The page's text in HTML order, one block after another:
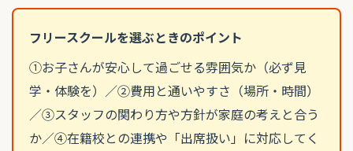
フリースクールを選ぶときのポイント
①お子さんが安心して過ごせる雰囲気か（必ず見
学・体験を）／②費用と通いやすさ（場所・時間）
／③スタッフの関わり方や方針が家庭の考えと合う
か／④在籍校との連携や「出席扱い」に対応してく